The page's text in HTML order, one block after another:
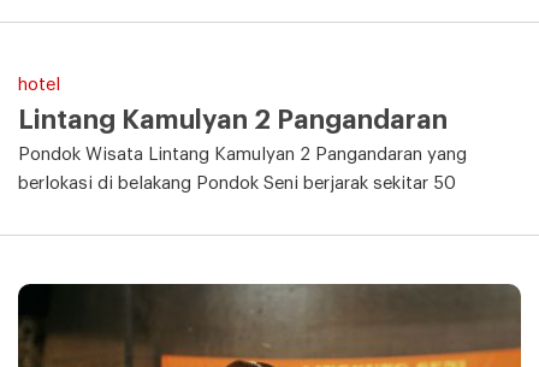
hotel
Lintang Kamulyan 2 Pangandaran
Pondok Wisata Lintang Kamulyan 2 Pangandaran yang
berlokasi di belakang Pondok Seni berjarak sekitar 50